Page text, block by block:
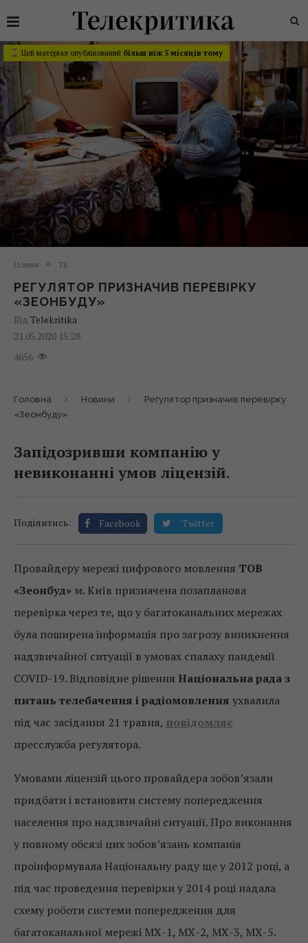
Цей матеріал опублікований більш ніж 5 місяців тому
Новини ТБ
РЕГУЛЯТОР ПРИЗНАЧИВ ПЕРЕВІРКУ
«ЗЕОНБУДУ»
Від Telekritika
21.05.2020 15:28
4656
Головна Новини
Регулятор призначив перевірку
«Зеонбуду»
Запідозривши компанію у
невиконанні умов ліцензій.
Поділитись: Facebook Twitter
Провайдеру мережі цифрового мовлення ТОВ
«Зеонбуд» м. Київ призначена позапланова
перевірка через те, що у багатоканальних мережах
була поширена інформація про загрозу виникнення
надзвичайної ситуації в умовах спалаху пандемії
COVID-19. Відповідне рішення Національна рада з
питань телебачення і радіомовлення ухвалила
під час засідання 21 травня, повідомляє
пресслужба регулятора.
Умовами ліцензій цього провайдера зобов’язали
придбати і встановити систему попередження
населення про надзвичайні ситуації. Про виконання
у повному обсязі цих зобов’язань компанія
проінформувала Національну раду ще у 2012 році, а
під час проведення перевірки у 2014 році надала
схему роботи системи попередження для
багатоканальної мережі МХ-1, МХ-2, МХ-3, МХ-5.